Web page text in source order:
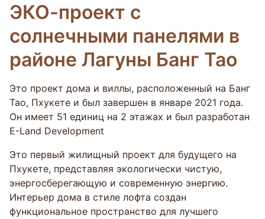
ЭКО-проект с
солнечными панелями в
районе Лагуны Банг Тао
Это проект дома и виллы, расположенный на Банг
Тао, Пхукете и был завершен в январе 2021 года.
Он имеет 51 единиц на 2 этажах и был разработан
E-Land Development
Это первый жилищный проект для будущего на
Пхукете, представляя экологически чистую,
энергосберегающую и современную энергию.
Интерьер дома в стиле лофта создан
функциональное пространство для лучшего